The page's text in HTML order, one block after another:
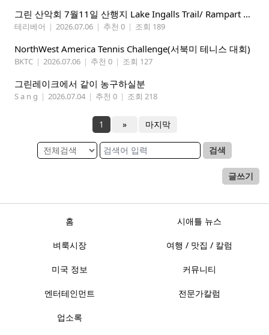
그린 산악회 7월11일 산행지 Lake Ingalls Trail/ Rampart Lake Via Rachel lake trail
테리베어 | 2026.07.06 | 추천 0 | 조회 189
NorthWest America Tennis Challenge(서북미 테니스 대회)
BKTC | 2026.07.06 | 추천 0 | 조회 127
그린레이크에서 같이 농구하실분
S a n g | 2026.07.04 | 추천 0 | 조회 218
1 » 마지막
검색
글쓰기
홈 시애틀 뉴스
벼룩시장 여행 / 맛집 / 칼럼
미국 정보 커뮤니티
엔터테인먼트 전문가칼럼
업소록